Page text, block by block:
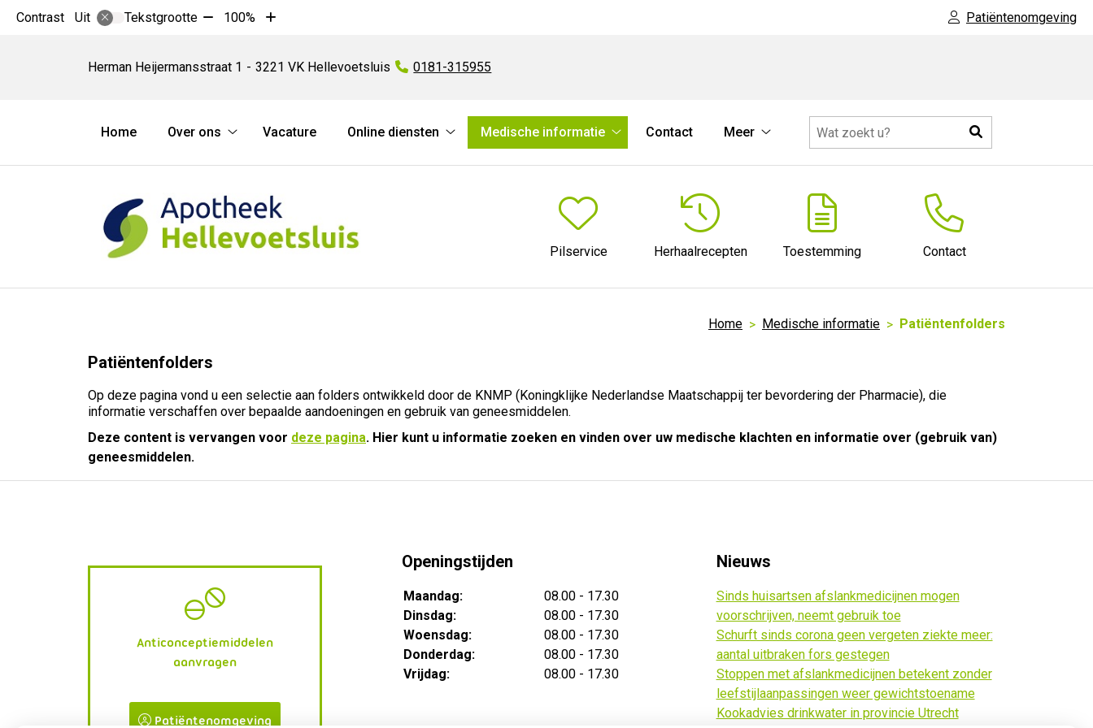
Contrast Uit Tekstgrootte Tekst
10%
100%
Tekst
10%
Patiëntenomgeving
HellevoetsluisHerman Heijermansstraat 1 3221 VK Hellevoetsluis Tel:
0181-315955
Hoofdmenu
Home
Over ons
ons
Vacature
Online diensten
Online
diensten
Medische informatie
Medische
informatie
Contact
Meer
submenu
Zoeken
Pilservice Herhaalrecepten Toestemming Contact
Home Medische informatie Patiëntenfolders
Patiëntenfolders
Op deze pagina vond u een selectie aan folders ontwikkeld door de KNMP (Koningklijke Nederlandse Maatschappij ter bevordering der Pharmacie), die
informatie verschaffen over bepaalde aandoeningen en gebruik van geneesmiddelen.
Deze content is vervangen voor deze pagina. Hier kunt u informatie zoeken en vinden over uw medische klachten en informatie over (gebruik van)
geneesmiddelen.
Anticonceptiemiddelen
aanvragen
Patiëntenomgeving
Openingstijden
Maandag:
08.00 - 17.30
Dinsdag:
08.00 - 17.30
Woensdag:
08.00 - 17.30
Donderdag:
08.00 - 17.30
Vrijdag:
08.00 - 17.30
Nieuws
Sinds huisartsen afslankmedicijnen mogen
voorschrijven, neemt gebruik toe
Schurft sinds corona geen vergeten ziekte meer:
aantal uitbraken fors gestegen
Stoppen met afslankmedicijnen betekent zonder
leefstijlaanpassingen weer gewichtstoename
Kookadvies drinkwater in provincie Utrecht